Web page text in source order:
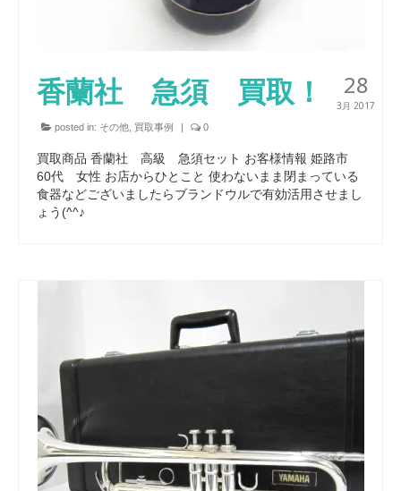
28
3月 2017
香蘭社 急須 買取！
posted in: その他 買取事例 | 0
買取商品 香蘭社 高級 急須セット お客様情報 姫路市
60代 女性 お店からひとこと 使わないまま閉まっている
食器などございましたらブランドウルで有効活用させまし
ょう(^^♪